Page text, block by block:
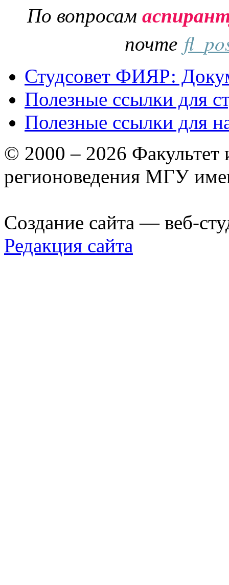
По вопросам
почте
Студсовет ФИЯР:
Полезные ссылки для
Полезные ссылки для
© 2000 – 2026 Факультет
регионоведения МГУ
Создание сайта — веб-
Редакция сайта